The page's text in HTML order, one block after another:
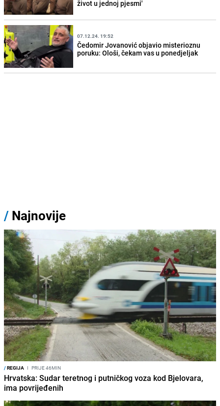
život u jednoj pjesmi'
07.12.24. 19:52
Čedomir Jovanović objavio misterioznu
poruku: Ološi, čekam vas u ponedjeljak
/ Najnovije
/REGIJA I PRIJE 46MIN
Hrvatska: Sudar teretnog i putničkog voza kod Bjelovara,
ima povrijeđenih